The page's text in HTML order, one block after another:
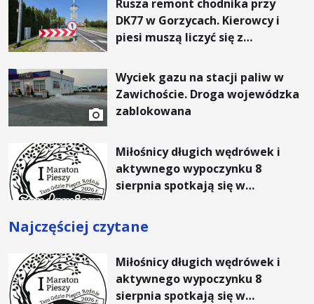
Rusza remont chodnika przy
DK77 w Gorzycach. Kierowcy i
piesi muszą liczyć się z
Wyciek gazu na stacji paliw w
Zawichoście. Droga wojewódzka
zablokowana
Miłośnicy długich wędrówek i
aktywnego wypoczynku 8
sierpnia spotkają się w
Pieszym „Tam Gdzie Pieprz
Rośnie”
Najczęściej czytane
Miłośnicy długich wędrówek i
aktywnego wypoczynku 8
sierpnia spotkają się w